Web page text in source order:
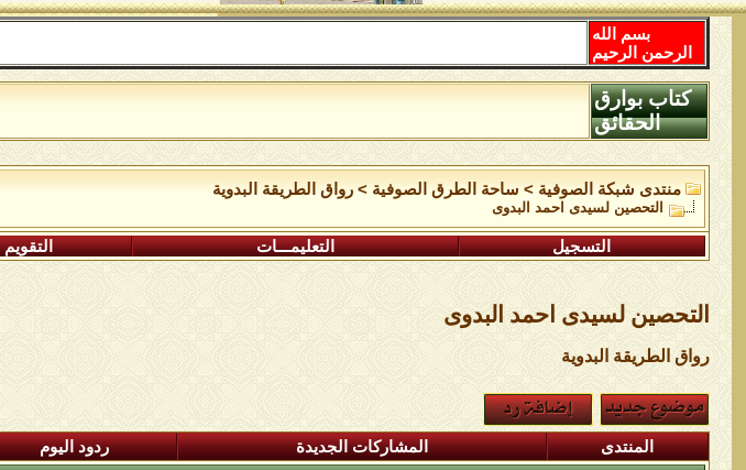
بسم الله
الرحمن الرحيم
كتاب بوارق
الحقائق
منتدى شبكة الصوفية > ساحة الطرق الصوفية >رواق الطريقة البدوية
التحصين لسيدى احمد البدوى
التسجيل التعليمـــات التقويم
التحصين لسيدى احمد البدوى
رواق الطريقة البدوية
المنتدى المشاركات الجديدة ردود اليوم